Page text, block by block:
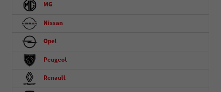
MG
Nissan
Opel
Peugeot
Renault